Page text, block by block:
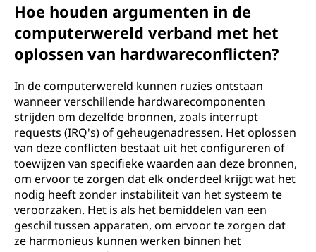
Hoe houden argumenten in de
computerwereld verband met het
oplossen van hardwareconflicten?
In de computerwereld kunnen ruzies ontstaan
wanneer verschillende hardwarecomponenten
strijden om dezelfde bronnen, zoals interrupt
requests (IRQ's) of geheugenadressen. Het oplossen
van deze conflicten bestaat uit het configureren of
toewijzen van specifieke waarden aan deze bronnen,
om ervoor te zorgen dat elk onderdeel krijgt wat het
nodig heeft zonder instabiliteit van het systeem te
veroorzaken. Het is als het bemiddelen van een
geschil tussen apparaten, om ervoor te zorgen dat
ze harmonieus kunnen werken binnen het